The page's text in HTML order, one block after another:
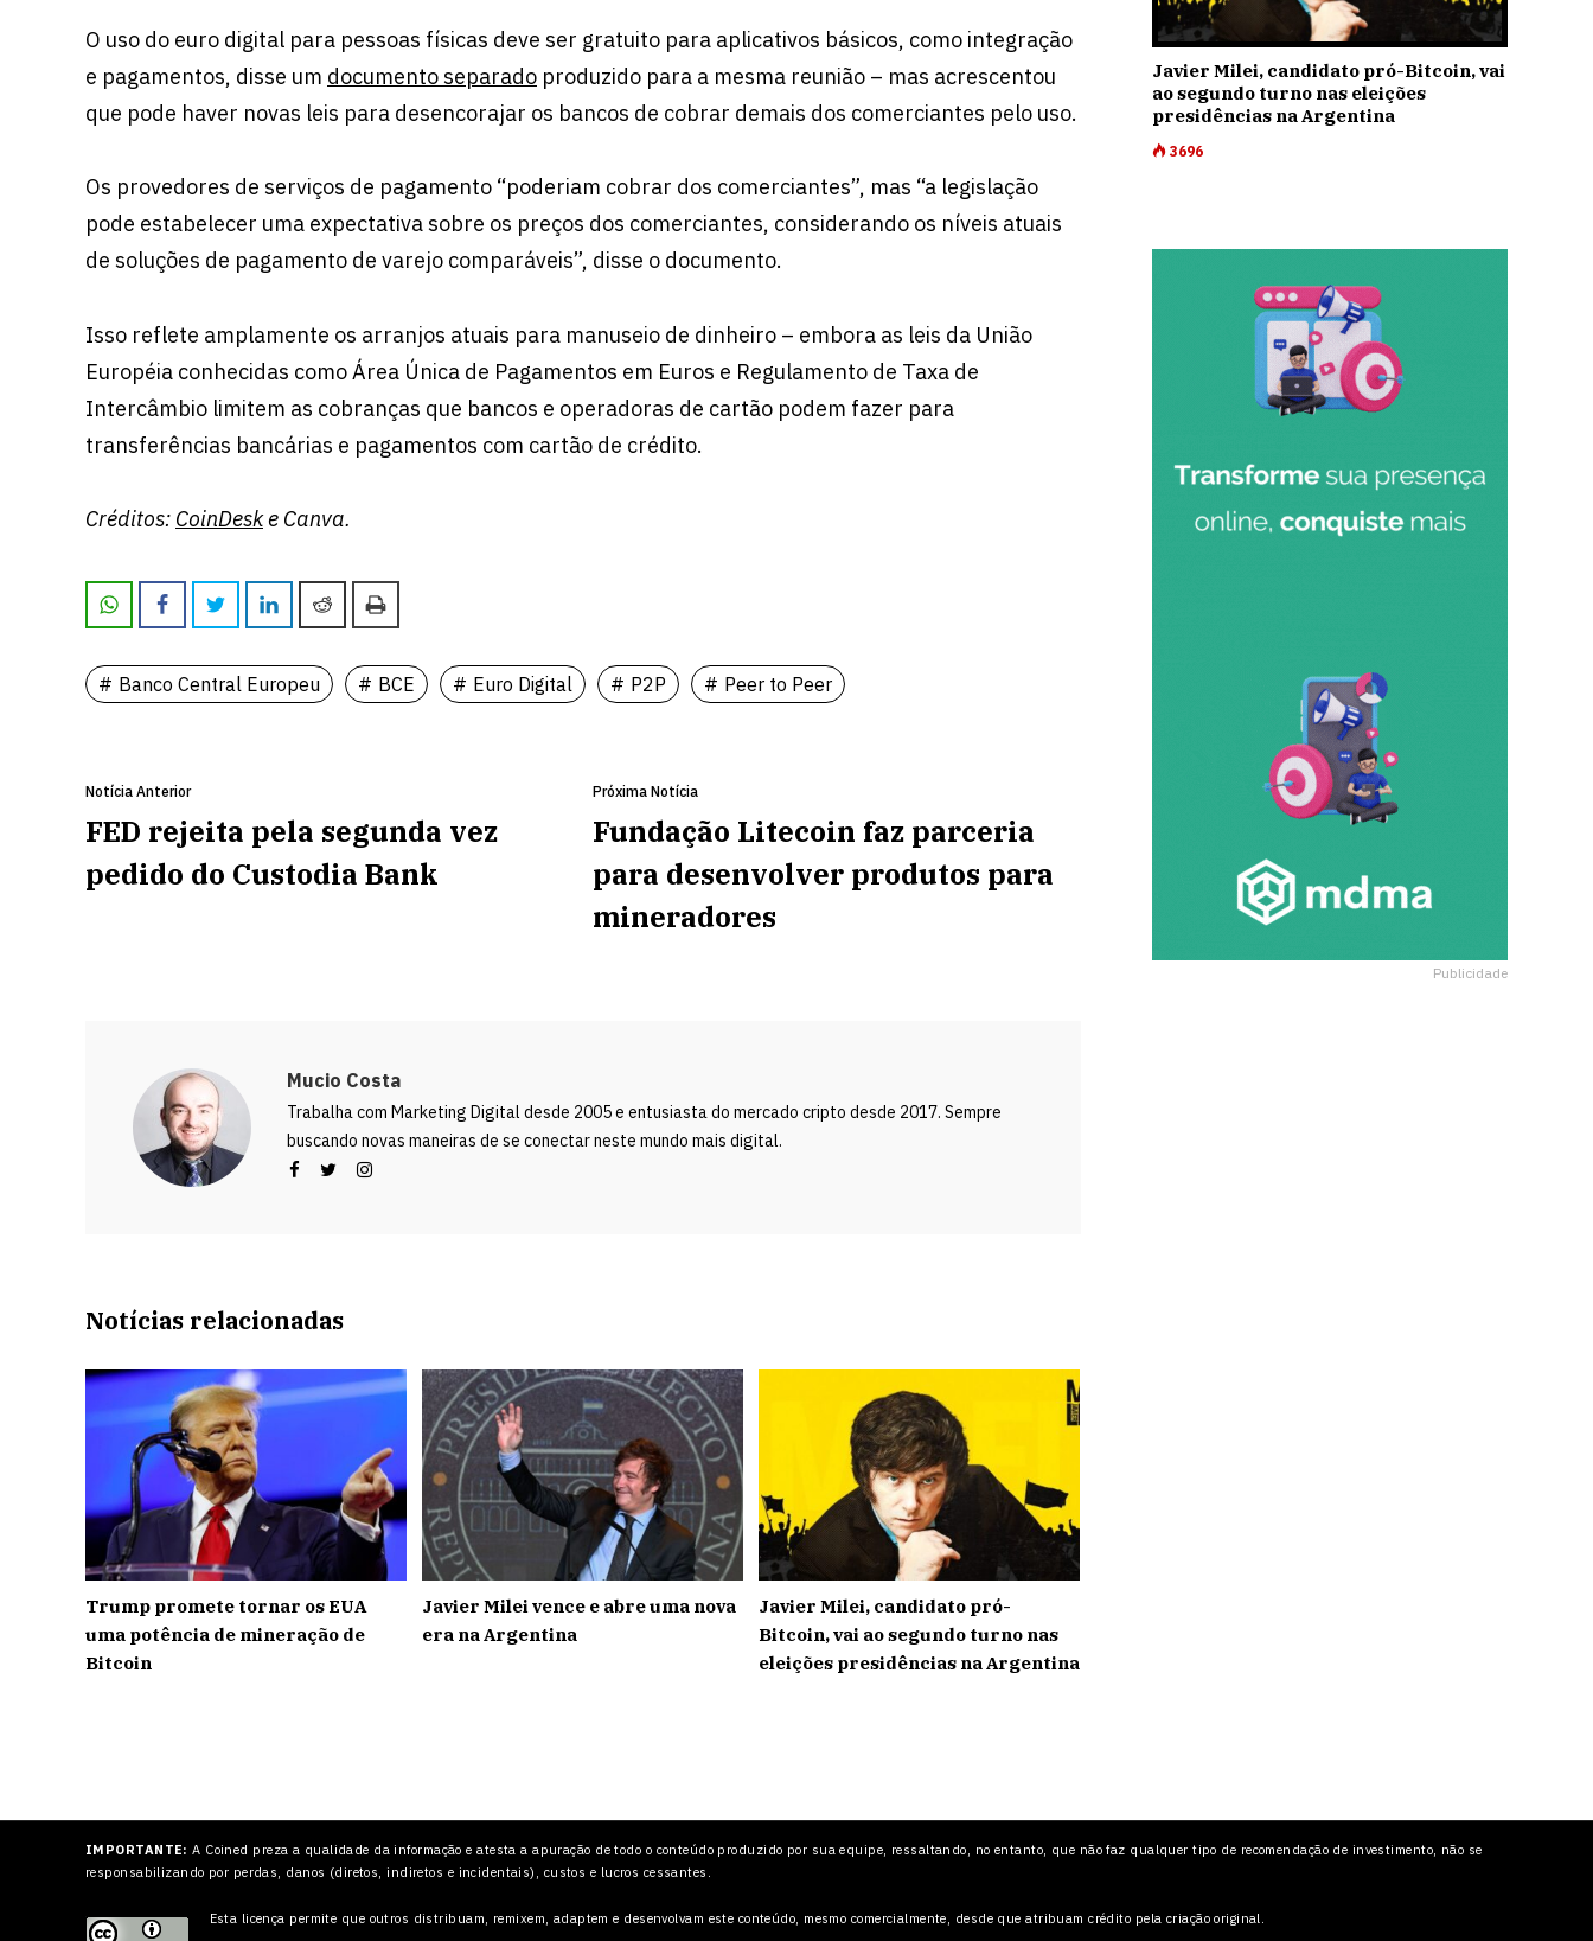
O uso do euro digital para pessoas físicas deve ser gratuito para aplicativos básicos, como integração
e pagamentos, disse um documento separado produzido para a mesma reunião – mas acrescentou
que pode haver novas leis para desencorajar os bancos de cobrar demais dos comerciantes pelo uso.
Os provedores de serviços de pagamento “poderiam cobrar dos comerciantes”, mas “a legislação
pode estabelecer uma expectativa sobre os preços dos comerciantes, considerando os níveis atuais
de soluções de pagamento de varejo comparáveis”, disse o documento.
Isso reflete amplamente os arranjos atuais para manuseio de dinheiro – embora as leis da União
Européia conhecidas como Área Única de Pagamentos em Euros e Regulamento de Taxa de
Intercâmbio limitem as cobranças que bancos e operadoras de cartão podem fazer para
transferências bancárias e pagamentos com cartão de crédito.
Créditos: CoinDeske Canva.
Banco Central Europeu BCE Euro Digital P2P Peer to Peer
Notícia Anterior
FED rejeita pela segunda vez
pedido do Custodia Bank
Próxima Notícia
Fundação Litecoin faz parceria
para desenvolver produtos para
mineradores
Mucio Costa
Trabalha com Marketing Digital desde 2005 e entusiasta do mercado cripto desde 2017. Sempre
buscando novas maneiras de se conectar neste mundo mais digital.
Notícias relacionadas
Trump promete tornar os EUA
uma potência de mineração de
Bitcoin
Javier Milei vence e abre uma nova
era na Argentina
Javier Milei, candidato pró-
Bitcoin, vai ao segundo turno nas
eleições presidências na Argentina
Javier Milei, candidato pró-Bitcoin, vai
ao segundo turno nas eleições
presidências na Argentina
3696
Publicidade
IMPORTANTE: A Coined preza a qualidade da informação e atesta a apuração de todo o conteúdo produzido por sua equipe, ressaltando, no entanto, que não faz qualquer tipo de recomendação de investimento, não se
responsabilizando por perdas, danos (diretos, indiretos e incidentais), custos e lucros cessantes.
Esta licença permite que outros distribuam, remixem, adaptem e desenvolvam este conteúdo, mesmo comercialmente, desde que atribuam crédito pela criação original.